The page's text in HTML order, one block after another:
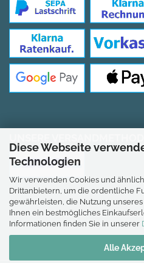
Diese Webseite
Technologien
Wir verwenden Cookies und
Drittanbietern, um die ordentliche
gewährleisten, die Nutzung
Ihnen ein bestmögliches
Informationen finden Sie in unserer
Alle
*Gilt für Lieferungen nach